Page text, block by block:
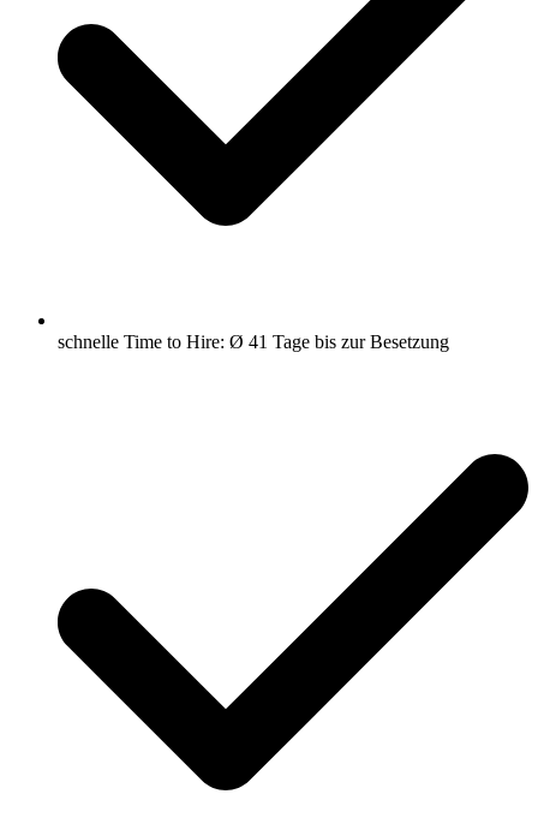
schnelle Time to Hire: Ø 41 Tage bis zur Besetzung